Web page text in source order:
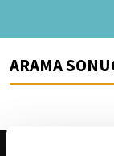
ARAMA